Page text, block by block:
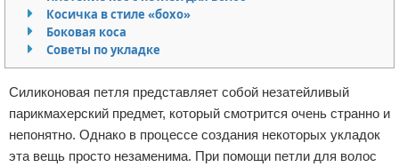
Уход за ногтями
Макияж
СПА процедуры
Парфюмерия
Отказ от ответственности
Косичка в стиле «бохо»
Боковая коса
Советы по укладке
Силиконовая петля представляет собой незатейливый
парикмахерский предмет, который смотрится очень странно и
непонятно. Однако в процессе создания некоторых укладок
эта вещь просто незаменима. При помощи петли для волос